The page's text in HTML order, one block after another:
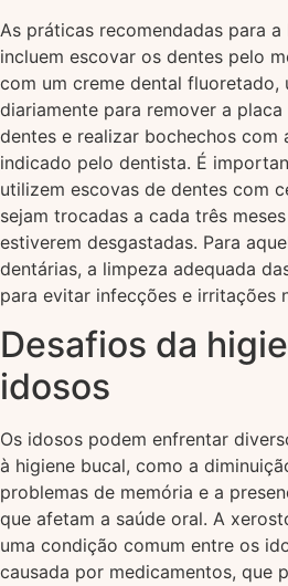
As práticas recomendadas para
incluem escovar os dentes pelo
com um creme dental fluoretado,
diariamente para remover a
dentes e realizar bochechos com
indicado pelo dentista. É
utilizem escovas de dentes com
sejam trocadas a cada três
estiverem desgastadas. Para
dentárias, a limpeza adequada
para evitar infecções e irritações
Desafios da
idosos
Os idosos podem enfrentar
à higiene bucal, como a
problemas de memória e a
que afetam a saúde oral. A
uma condição comum entre os
causada por medicamentos, que